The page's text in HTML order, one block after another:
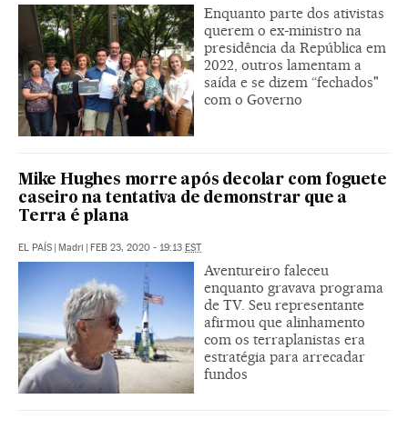
Enquanto parte dos ativistas
querem o ex-ministro na
presidência da República em
2022, outros lamentam a
saída e se dizem “fechados"
com o Governo
Mike Hughes morre após decolar com foguete
caseiro na tentativa de demonstrar que a
Terra é plana
EL PAÍS | Madri | FEB 23, 2020 - 19:13 EST
Aventureiro faleceu
enquanto gravava programa
de TV. Seu representante
afirmou que alinhamento
com os terraplanistas era
estratégia para arrecadar
fundos